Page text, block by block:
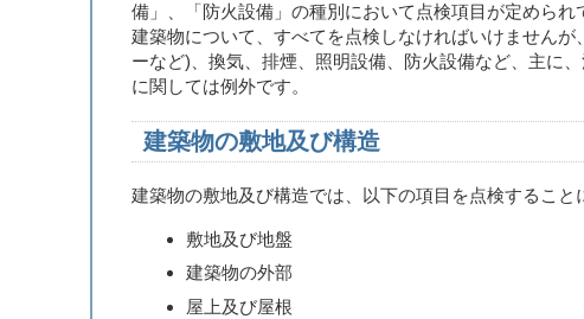
備」、「防火設備」の種別において点検項目が定められ
建築物について、すべてを点検しなければいけません
ーなど)、換気、排煙、照明設備、防火設備など、主に
に関しては例外です。
建築物の敷地及び構造
建築物の敷地及び構造では、以下の項目を点検すること
敷地及び地盤
建築物の外部
屋上及び屋根